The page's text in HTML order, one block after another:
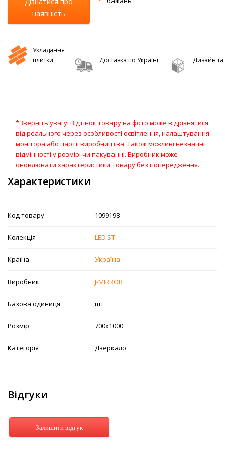
наявність
Укладання
плитки
Доставка по Україні Дизайн та
*Зверніть увагу! Відтінок товару на фото може відрізнятися
від реального через особливості освітлення, налаштування
монітора або партії виробництва. Також можливі незначні
відмінності у розмірі чи пакуванні. Виробник може
оновлювати характеристики товару без попередження.
Характеристики
Код товару 1099198
Колекція LED ST
Країна Україна
Виробник J-MIRROR
Базова одиниця шт
Розмір 700х1000
Категорія Дзеркало
Відгуки
Залишити відгук